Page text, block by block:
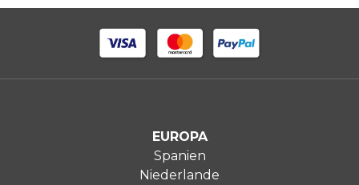
EUROPA
Spanien
Niederlande